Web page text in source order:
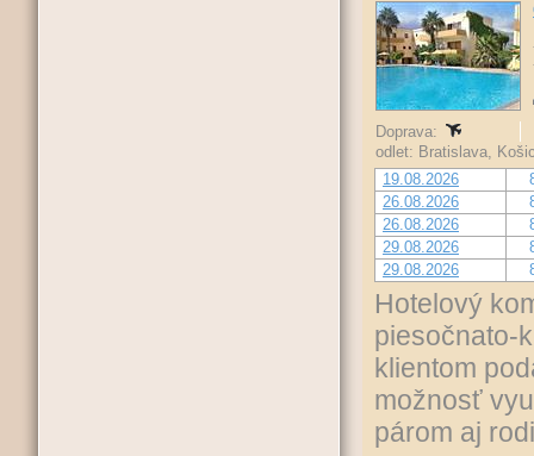
Doprava:
odlet: Bratislava,
19.08.2026
26.08.2026
26.08.2026
29.08.2026
29.08.2026
Hotelový
piesočnato-
klientom
možnosť
párom aj